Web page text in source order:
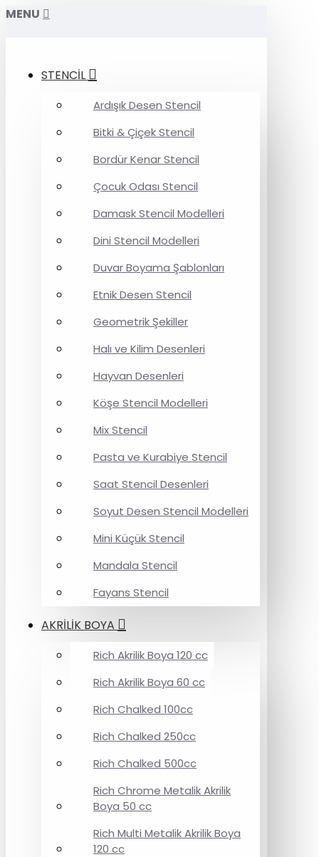
MENU
STENCİL
Ardışık Desen Stencil
Bitki & Çiçek Stencil
Bordür Kenar Stencil
Çocuk Odası Stencil
Damask Stencil Modelleri
Dini Stencil Modelleri
Duvar Boyama Şablonları
Etnik Desen Stencil
Geometrik Şekiller
Halı ve Kilim Desenleri
Hayvan Desenleri
Köşe Stencil Modelleri
Mix Stencil
Pasta ve Kurabiye Stencil
Saat Stencil Desenleri
Soyut Desen Stencil Modelleri
Mini Küçük Stencil
Mandala Stencil
Fayans Stencil
AKRİLİK BOYA
Rich Akrilik Boya 120 cc
Rich Akrilik Boya 60 cc
Rich Chalked 100cc
Rich Chalked 250cc
Rich Chalked 500cc
Rich Chrome Metalik Akrilik
Boya 50 cc
Rich Multi Metalik Akrilik Boya
120 cc